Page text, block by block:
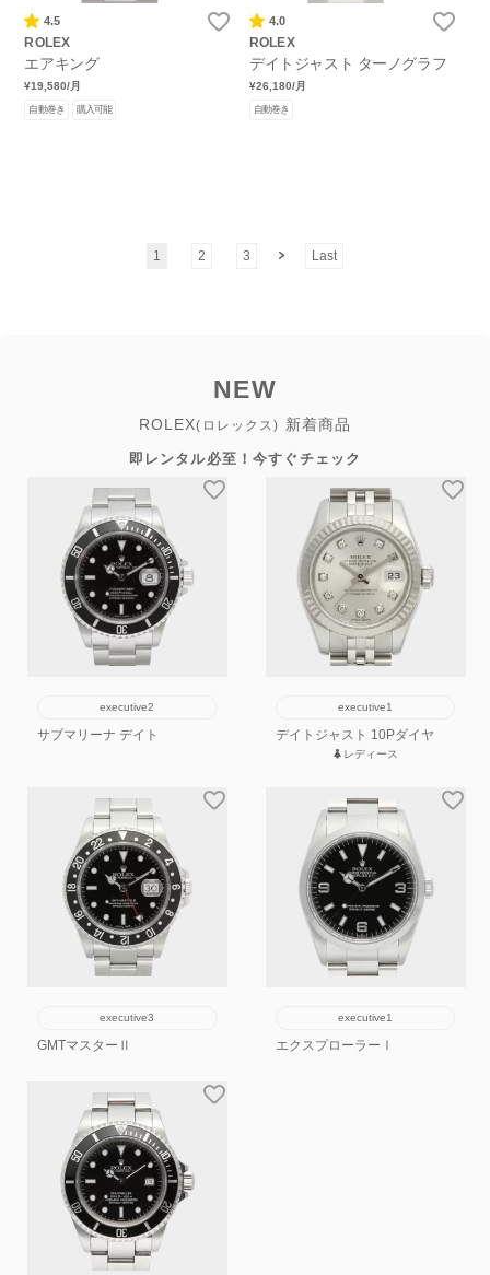
4.5
ROLEX
エアキング
¥19,580/月
自動巻き 購入可能
4.0
ROLEX
デイトジャスト ターノグラフ
¥26,180/月
自動巻き
1 2 3 Last
NEW
ROLEX(ロレックス) 新着商品
即レンタル必至！今すぐチェック
executive2
サブマリーナ デイト
executive1
デイトジャスト 10Pダイヤ
レディース
executive3
GMTマスターⅡ
executive1
エクスプローラーⅠ